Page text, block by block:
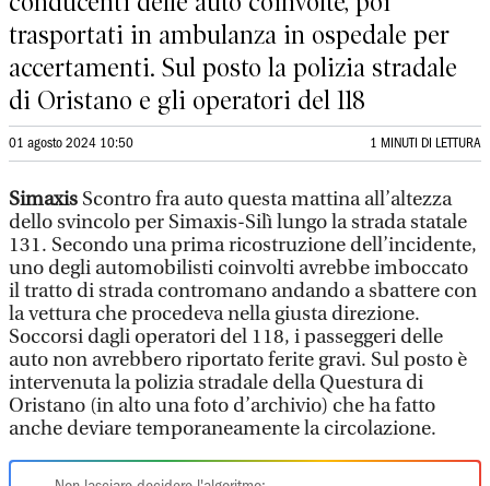
trasportati in ambulanza in ospedale per
accertamenti. Sul posto la polizia stradale
di Oristano e gli operatori del 118
01 agosto 2024 10:50 1 MINUTI DI LETTURA
Simaxis Scontro fra auto questa mattina all’altezza
dello svincolo per Simaxis-Silì lungo la strada statale
131. Secondo una prima ricostruzione dell’incidente,
uno degli automobilisti coinvolti avrebbe imboccato
il tratto di strada contromano andando a sbattere con
la vettura che procedeva nella giusta direzione.
Soccorsi dagli operatori del 118, i passeggeri delle
auto non avrebbero riportato ferite gravi. Sul posto è
intervenuta la polizia stradale della Questura di
Oristano (in alto una foto d’archivio) che ha fatto
anche deviare temporaneamente la circolazione.